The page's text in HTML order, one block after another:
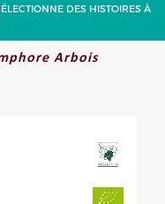
DES HISTOIRES À
Arbois